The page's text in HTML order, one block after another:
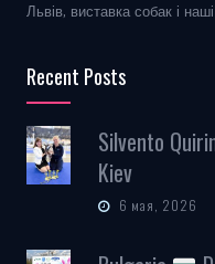
Львів, виставка собак і
Recent Posts
Silvento
Kiev
6 мая, 2026